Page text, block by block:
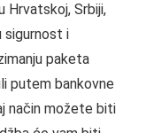
Hrvatskoj, Srbiji,
sigurnost i
paketa
putem bankovne
način možete biti